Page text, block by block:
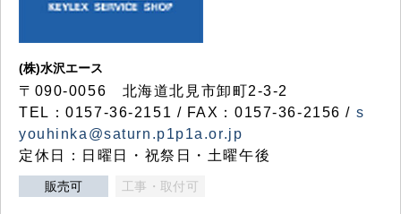
(株)水沢エース
〒090-0056 北海道北見市卸町2-3-2
TEL：0157-36-2151 / FAX：0157-36-2156 / s
youhinka@saturn.p1p1a.or.jp
定休日：日曜日・祝祭日・土曜午後
販売可 工事・取付可